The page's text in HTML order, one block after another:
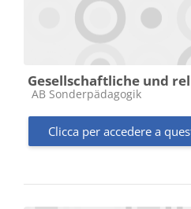
Gesellschaftliche und
Categoria di corsi
AB Sonderpädagogik
Clicca per accedere a